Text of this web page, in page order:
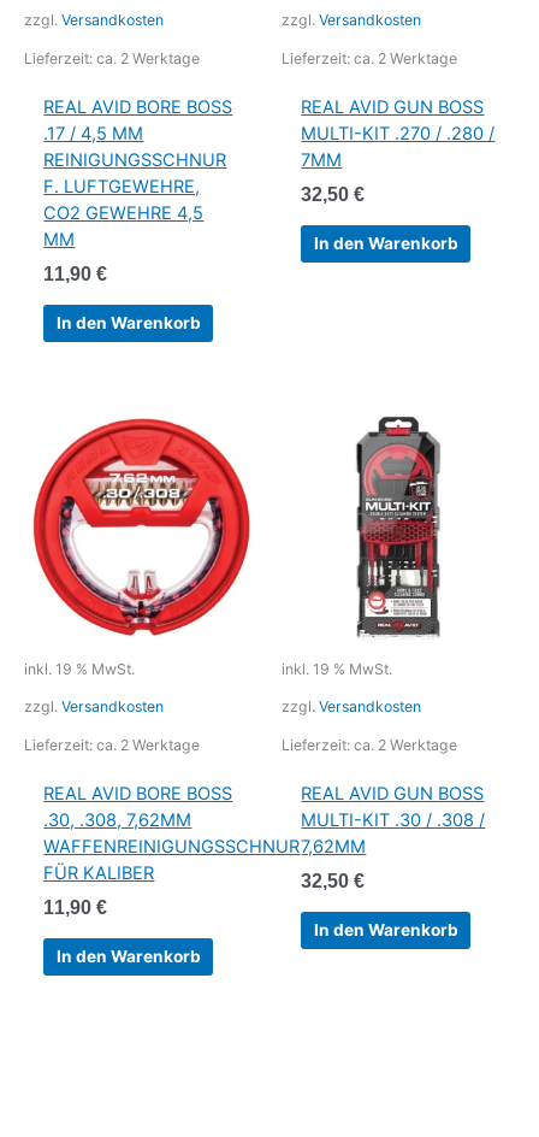
zzgl. Versandkosten
Lieferzeit: ca. 2 Werktage
REAL AVID BORE BOSS
.17 / 4,5 MM
REINIGUNGSSCHNUR
F. LUFTGEWEHRE,
CO2 GEWEHRE 4,5
MM
11,90€
In den Warenkorb
zzgl. Versandkosten
Lieferzeit: ca. 2 Werktage
REAL AVID GUN BOSS
MULTI-KIT .270 / .280 /
7MM
32,50€
In den Warenkorb
inkl. 19 % MwSt.
zzgl. Versandkosten
Lieferzeit: ca. 2 Werktage
REAL AVID BORE BOSS
.30, .308, 7,62MM
WAFFENREINIGUNGSSCHNUR
FÜR KALIBER
11,90€
In den Warenkorb
inkl. 19 % MwSt.
zzgl. Versandkosten
Lieferzeit: ca. 2 Werktage
REAL AVID GUN BOSS
MULTI-KIT .30 / .308 /
7,62MM
32,50€
In den Warenkorb